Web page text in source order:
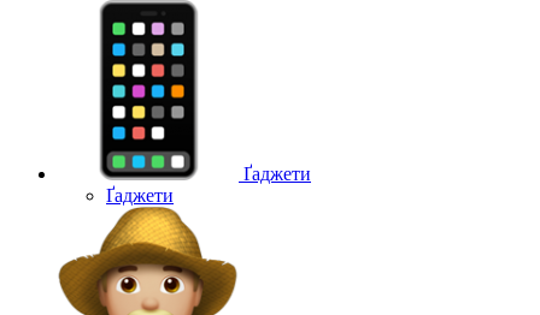
Ґаджети
Ґаджети